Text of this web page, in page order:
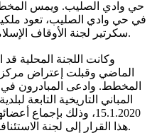
في حي وادي الصليب، تعود
سكرتير لجنة الأوقاف الإسلامية في حيفا مطلع القرن العشرين.
وكانت اللجنة المحلية
الماضي وقبلت إعتراض
المخطط. وادعى المبادرون
المباني التاريخية التابعة
15.1.2020، وذلك
هذا القرار إلى لجنة الاستئنافات في اللجنة اللوائية لمنطقة حيفا.